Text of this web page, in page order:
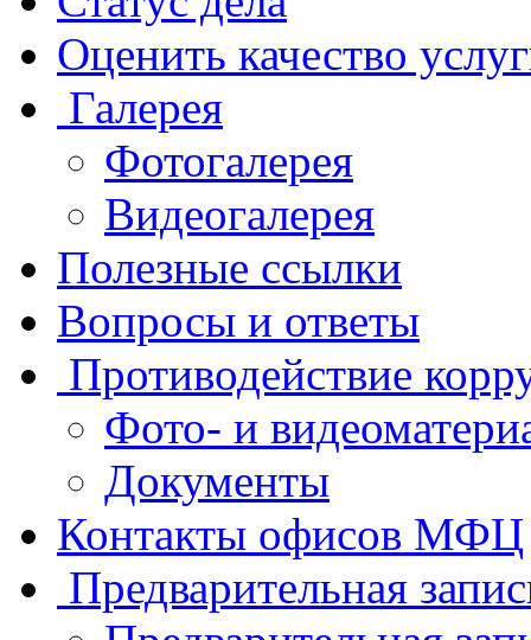
Оценить качество
Галерея
Фотогалерея
Видеогалерея
Полезные ссылки
Вопросы и ответы
Противодействие
Фото- и
Документы
Контакты офисов МФЦ
Предварительная